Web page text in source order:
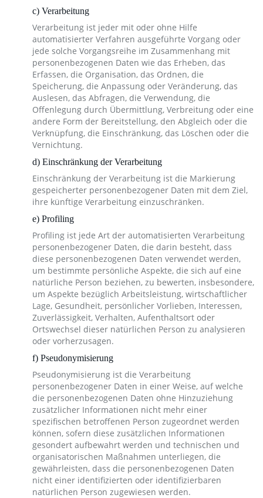
c) Verarbeitung
Verarbeitung ist jeder mit oder ohne Hilfe
automatisierter Verfahren ausgeführte Vorgang oder
jede solche Vorgangsreihe im Zusammenhang mit
personenbezogenen Daten wie das Erheben, das
Erfassen, die Organisation, das Ordnen, die
Speicherung, die Anpassung oder Veränderung, das
Auslesen, das Abfragen, die Verwendung, die
Offenlegung durch Übermittlung, Verbreitung oder eine
andere Form der Bereitstellung, den Abgleich oder die
Verknüpfung, die Einschränkung, das Löschen oder die
Vernichtung.
d) Einschränkung der Verarbeitung
Einschränkung der Verarbeitung ist die Markierung
gespeicherter personenbezogener Daten mit dem Ziel,
ihre künftige Verarbeitung einzuschränken.
e) Profiling
Profiling ist jede Art der automatisierten Verarbeitung
personenbezogener Daten, die darin besteht, dass
diese personenbezogenen Daten verwendet werden,
um bestimmte persönliche Aspekte, die sich auf eine
natürliche Person beziehen, zu bewerten, insbesondere,
um Aspekte bezüglich Arbeitsleistung, wirtschaftlicher
Lage, Gesundheit, persönlicher Vorlieben, Interessen,
Zuverlässigkeit, Verhalten, Aufenthaltsort oder
Ortswechsel dieser natürlichen Person zu analysieren
oder vorherzusagen.
f) Pseudonymisierung
Pseudonymisierung ist die Verarbeitung
personenbezogener Daten in einer Weise, auf welche
die personenbezogenen Daten ohne Hinzuziehung
zusätzlicher Informationen nicht mehr einer
spezifischen betroffenen Person zugeordnet werden
können, sofern diese zusätzlichen Informationen
gesondert aufbewahrt werden und technischen und
organisatorischen Maßnahmen unterliegen, die
gewährleisten, dass die personenbezogenen Daten
nicht einer identifizierten oder identifizierbaren
natürlichen Person zugewiesen werden.